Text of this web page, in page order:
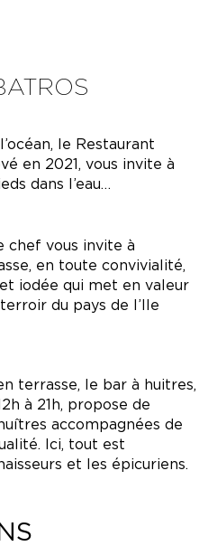
le Restaurant
en 2021, vous invite à
dans l’eau…
chef vous invite à
en toute convivialité,
iodée qui met en valeur
du pays de l’Ile
terrasse, le bar à huitres,
à 21h, propose de
accompagnées de
Ici, tout est
et les épicuriens.